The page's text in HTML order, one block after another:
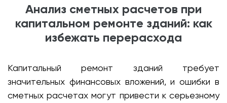
Анализ сметных расчетов при
капитальном ремонте зданий: как
избежать перерасхода
Капитальный ремонт зданий требует
значительных финансовых вложений, и ошибки в
сметных расчетах могут привести к серьезному